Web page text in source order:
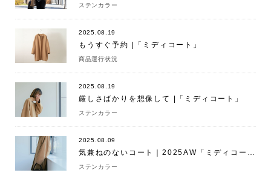
ステンカラー
2025.08.19
もうすぐ予約 |「ミディコート」
商品運行状況
2025.08.19
厳しさばかりを想像して |「ミディコート」
ステンカラー
2025.08.09
気兼ねのないコート｜2025AW「ミディコート」
ステンカラー